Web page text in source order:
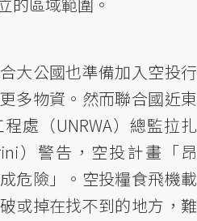
大公國也準備加入空投行
多物資。然而聯合國近東
處（UNRWA）總監拉扎
）警告，空投計畫「昂
危險」。空投糧食飛機載
或掉在找不到的地方，難